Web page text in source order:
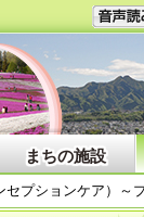
まちの施設
プションケア）～